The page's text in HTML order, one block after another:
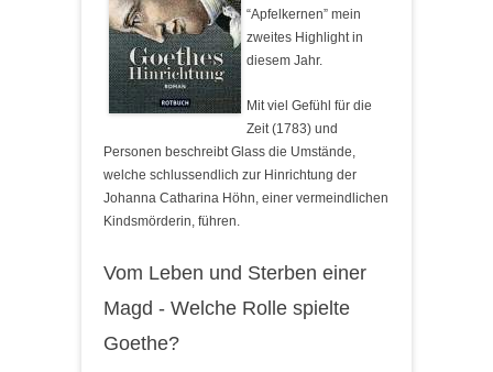
“Apfelkernen” mein
zweites Highlight in
diesem Jahr.
Mit viel Gefühl für die
Zeit (1783) und
Personen beschreibt Glass die Umstände,
welche schlussendlich zur Hinrichtung der
Johanna Catharina Höhn, einer vermeindlichen
Kindsmörderin, führen.
Vom Leben und Sterben einer
Magd - Welche Rolle spielte
Goethe?